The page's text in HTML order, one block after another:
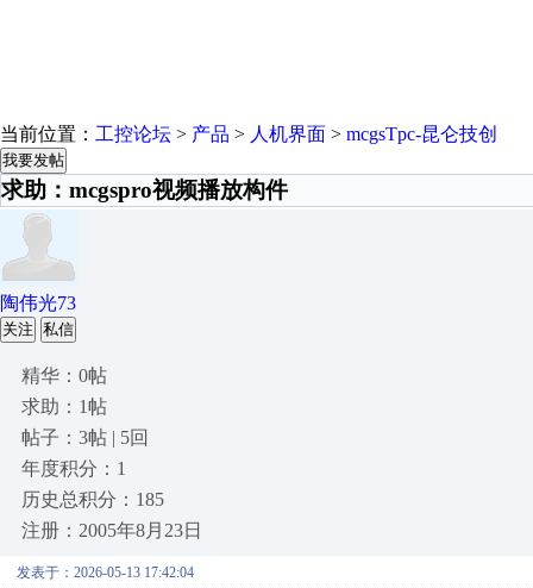
当前位置： 工控论坛 > 产品 > 人机界面 > mcgsTpc-昆仑技创
我要发帖
求助：mcgspro视频播放构件
陶伟光73
关注 私信
精华：0帖
求助：1帖
帖子：3帖 | 5回
年度积分：1
历史总积分：185
注册：2005年8月23日
发表于：2026-05-13 17:42:04